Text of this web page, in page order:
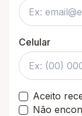
Celular
Aceito
Não